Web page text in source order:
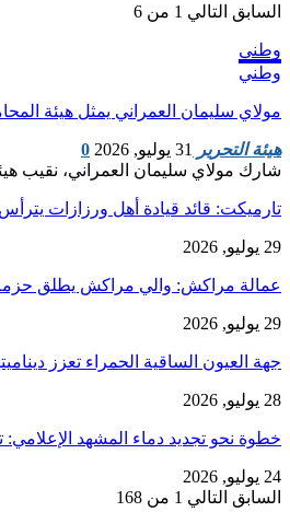
السابق التالي 1 من 6
وطني
وطني
مولاي سليمان العمراني يمثل هيئة
هيئة التحرير 31 يوليو, 2026
0
شارك مولاي سليمان العمراني، نقيب
تارميكت: قائد قيادة أهل ورزازات
29 يوليو, 2026
عمالة مراكش: والي مراكش يطلق حزمة
29 يوليو, 2026
جهة العيون الساقية الحمراء تعزز
28 يوليو, 2026
​خطوة نحو تجديد دماء المشهد
24 يوليو, 2026
السابق التالي 1 من 168